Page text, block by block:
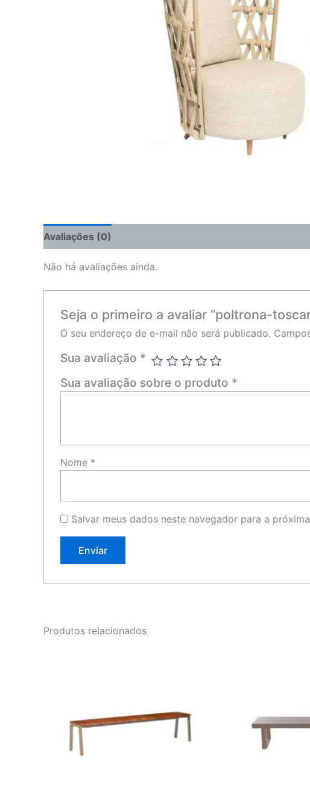
Avaliações (0)
Não há avaliações ainda.
Seja o primeiro a avaliar “poltrona-
O seu endereço de e-mail não será publicado.
Sua avaliação *
Sua avaliação sobre o produto *
Nome *
Salvar meus dados neste navegador para a
Produtos relacionados